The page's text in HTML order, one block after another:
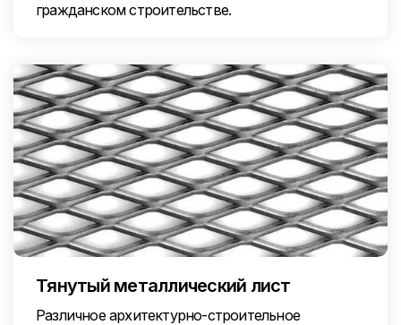
гражданском строительстве.
Тянутый металлический лист
Различное архитектурно-строительное